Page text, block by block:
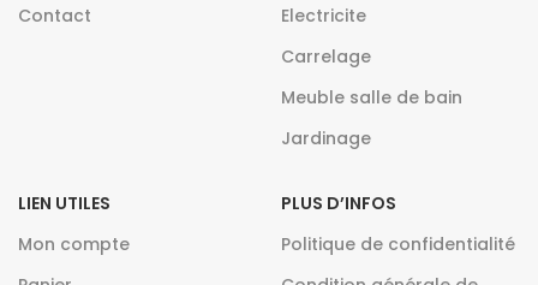
Contact
Electricite
Carrelage
Meuble salle de bain
Jardinage
LIEN UTILES
Mon compte
PLUS D’INFOS
Politique de confidentialité